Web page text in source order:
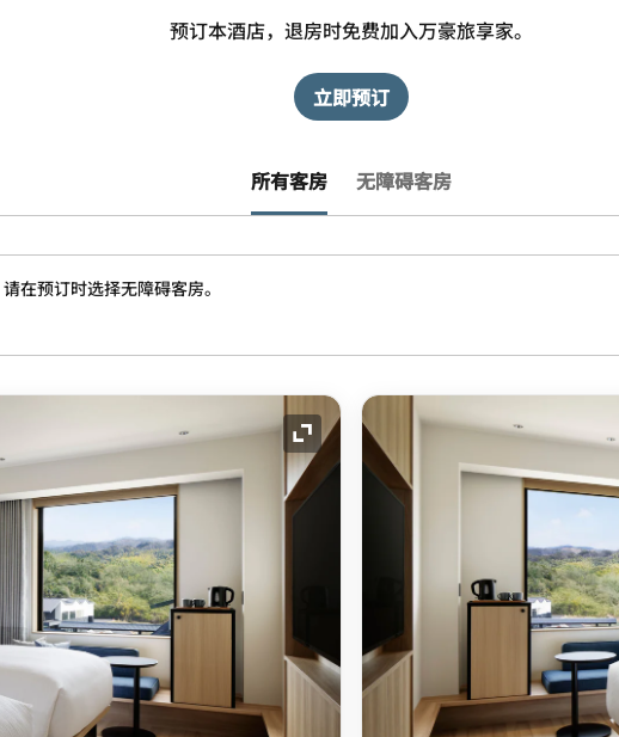
预订本酒店，退房时免费加入万豪旅享家。
立即预订
所有客房 无障碍客房
在预订时选择无障碍客房。
展开图标